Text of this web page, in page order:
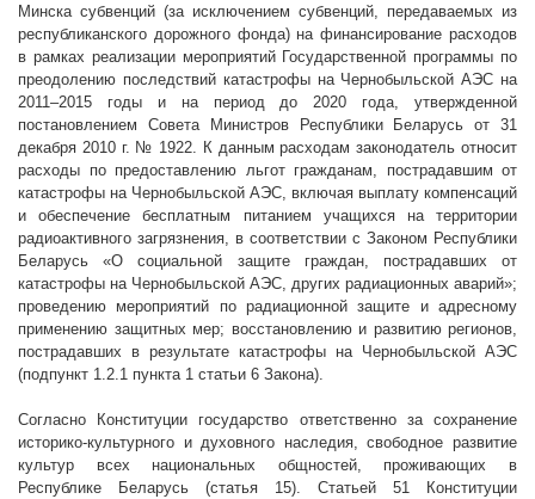
Минска субвенций (за исключением субвенций, передаваемых из
республиканского дорожного фонда) на финансирование расходов
в рамках реализации мероприятий Государственной программы по
преодолению последствий катастрофы на Чернобыльской АЭС на
2011–2015 годы и на период до 2020 года, утвержденной
постановлением Совета Министров Республики Беларусь от 31
декабря 2010 г. № 1922. К данным расходам законодатель относит
расходы по предоставлению льгот гражданам, пострадавшим от
катастрофы на Чернобыльской АЭС, включая выплату компенсаций
и обеспечение бесплатным питанием учащихся на территории
радиоактивного загрязнения, в соответствии с Законом Республики
Беларусь «О социальной защите граждан, пострадавших от
катастрофы на Чернобыльской АЭС, других радиационных аварий»;
проведению мероприятий по радиационной защите и адресному
применению защитных мер; восстановлению и развитию регионов,
пострадавших в результате катастрофы на Чернобыльской АЭС
(подпункт 1.2.1 пункта 1 статьи 6 Закона).
Согласно Конституции государство ответственно за сохранение
историко-культурного и духовного наследия, свободное развитие
культур всех национальных общностей, проживающих в
Республике Беларусь (статья 15). Статьей 51 Конституции